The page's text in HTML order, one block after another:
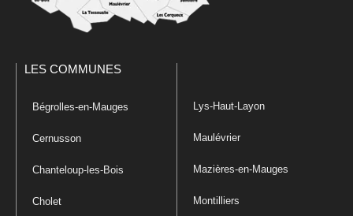
LES COMMUNES
Bégrolles-en-Mauges
Cernusson
Chanteloup-les-Bois
Cholet
Lys-Haut-Layon
Maulévrier
Mazières-en-Mauges
Montilliers